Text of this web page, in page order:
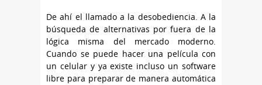
De ahí el llamado a la desobediencia. A la
búsqueda de alternativas por fuera de la
lógica misma del mercado moderno.
Cuando se puede hacer una película con
un celular y ya existe incluso un software
libre para preparar de manera automática